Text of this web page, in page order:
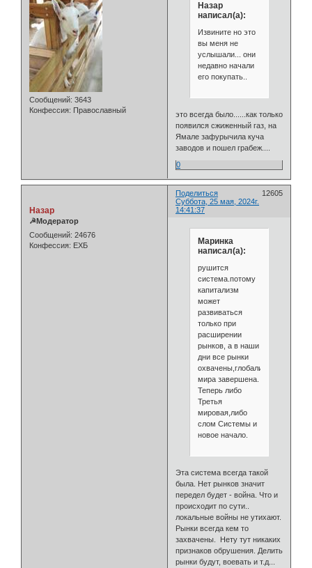
Сообщений: 3643
Конфессия: Православный
Назар
написал(а):
Извините но это
вы меня не
услышали... они
недавно начали
его покупать..
это всегда было......как только
появился сжиженный газ, на
Ямале зафурычила куча
заводов и пошел грабеж....
0
Поделиться
12605
Суббота, 25 мая, 2024г.
14:41:37
Назар
☭Модератор
Сообщений: 24676
Конфессия: ЕХБ
Маринка
написал(а):
рушится
система.потому
капитализм
может
развиваться
только при
расширении
рынков, а в наши
дни все рынки
охвачены,глобализация
мира завершена.
Теперь либо
Третья
мировая,либо
слом Системы и
новое начало.
Эта система всегда такой
была. Нет рынков значит
передел будет - война. Что и
происходит по сути..
локальные войны не утихают.
Рынки всегда кем то
захвачены. Нету тут никаких
признаков обрушения. Делить
рынки будут, воевать и т.д...